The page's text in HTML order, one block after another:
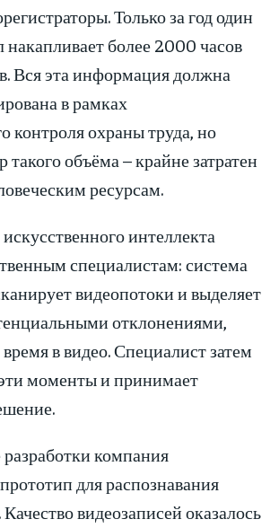
Только за год один
более 2000 часов
Вся эта информация должна
в рамках
контроля охраны труда, но
объёма – крайне затратен
ресурсам.
интеллекта
специалистам: система
видеопотоки и выделяет
отклонениями,
в видео. Специалист затем
моменты и принимает
компания
для распознавания
видеозаписей оказалось